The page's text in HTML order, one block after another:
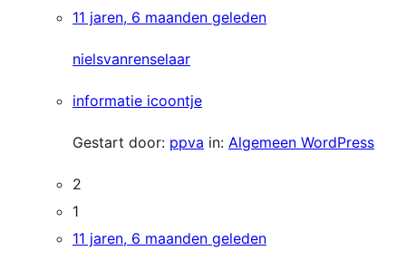
11 jaren, 6 maanden geleden
nielsvanrenselaar
informatie icoontje
Gestart door: ppva in: Algemeen WordPress
2
1
11 jaren, 6 maanden geleden